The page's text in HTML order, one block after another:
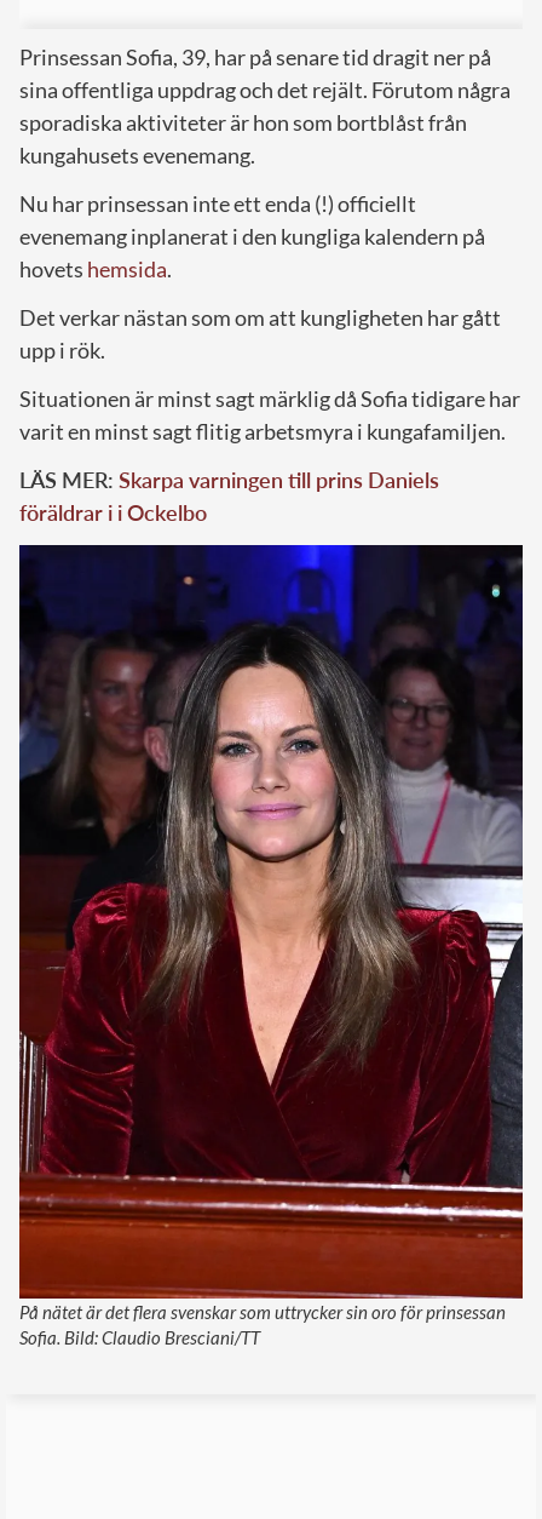
Prinsessan Sofia, 39, har på senare tid dragit ner på
sina offentliga uppdrag och det rejält. Förutom några
sporadiska aktiviteter är hon som bortblåst från
kungahusets evenemang.
Nu har prinsessan inte ett enda (!) officiellt
evenemang inplanerat i den kungliga kalendern på
hovets hemsida.
Det verkar nästan som om att kungligheten har gått
upp i rök.
Situationen är minst sagt märklig då Sofia tidigare har
varit en minst sagt flitig arbetsmyra i kungafamiljen.
LÄS MER: Skarpa varningen till prins Daniels
föräldrar i i Ockelbo
På nätet är det flera svenskar som uttrycker sin oro för prinsessan
Sofia. Bild: Claudio Bresciani/TT